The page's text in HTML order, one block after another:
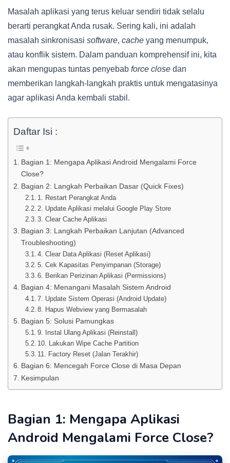
Masalah aplikasi yang terus keluar sendiri tidak selalu
berarti perangkat Anda rusak. Sering kali, ini adalah
masalah sinkronisasi software, cache yang menumpuk,
atau konflik sistem. Dalam panduan komprehensif ini, kita
akan mengupas tuntas penyebab force close dan
memberikan langkah-langkah praktis untuk mengatasinya
agar aplikasi Anda kembali stabil.
Daftar Isi :
Bagian 1: Mengapa Aplikasi Android Mengalami Force
Close?
Bagian 2: Langkah Perbaikan Dasar (Quick Fixes)
1. Restart Perangkat Anda
2. Update Aplikasi melalui Google Play Store
3. Clear Cache Aplikasi
Bagian 3: Langkah Perbaikan Lanjutan (Advanced
Troubleshooting)
4. Clear Data Aplikasi (Reset Aplikasi)
5. Cek Kapasitas Penyimpanan (Storage)
6. Berikan Perizinan Aplikasi (Permissions)
Bagian 4: Menangani Masalah Sistem Android
7. Update Sistem Operasi (Android Update)
8. Hapus Webview yang Bermasalah
Bagian 5: Solusi Pamungkas
9. Instal Ulang Aplikasi (Reinstall)
10. Lakukan Wipe Cache Partition
11. Factory Reset (Jalan Terakhir)
Bagian 6: Mencegah Force Close di Masa Depan
Kesimpulan
Bagian 1: Mengapa Aplikasi
Android Mengalami Force Close?